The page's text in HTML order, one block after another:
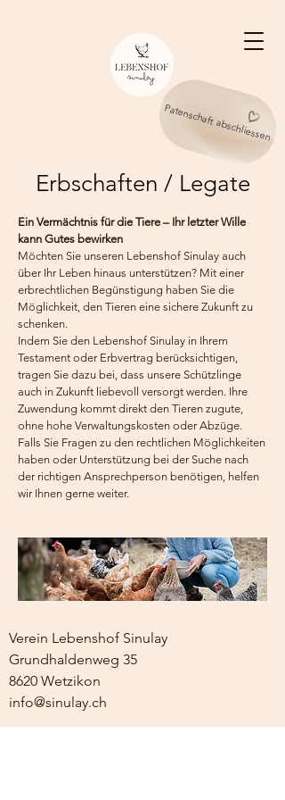
Patenschaft abschliessen
Erbschaften / Legate
Ein Vermächtnis für die Tiere – Ihr letzter Wille
kann Gutes bewirken
Möchten Sie unseren Lebenshof Sinulay auch
über Ihr Leben hinaus unterstützen? Mit einer
erbrechtlichen Begünstigung haben Sie die
Möglichkeit, den Tieren eine sichere Zukunft zu
schenken.
Indem Sie den Lebenshof Sinulay in Ihrem
Testament oder Erbvertrag berücksichtigen,
tragen Sie dazu bei, dass unsere Schützlinge
auch in Zukunft liebevoll versorgt werden. Ihre
Zuwendung kommt direkt den Tieren zugute,
ohne hohe Verwaltungskosten oder Abzüge.
Falls Sie Fragen zu den rechtlichen Möglichkeiten
haben oder Unterstützung bei der Suche nach
der richtigen Ansprechperson benötigen, helfen
wir Ihnen gerne weiter.
Verein Lebenshof Sinulay
Grundhaldenweg 35
8620 Wetzikon
info@sinulay.ch